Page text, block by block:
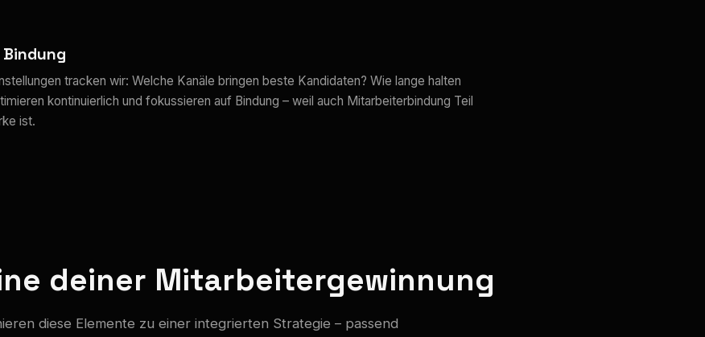
tracken wir: Welche Kanäle bringen beste Kandidaten? Wie lange halten
kontinuierlich und fokussieren auf Bindung – weil auch Mitarbeiterbindung Teil
ist.
deiner Mitarbeitergewinnung
diese Elemente zu einer integrierten Strategie – passend